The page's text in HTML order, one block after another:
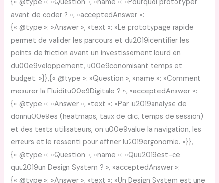
{« @type »: »Question », »name »: »Pourquoi prototyper
avant de coder ? », »acceptedAnswer »:
{« @type »: »Answer », »text »: »Le prototypage rapide
permet de valider les parcours et du2019identifier les
points de friction avant un investissement lourd en
du00e9veloppement, u00e9conomisant temps et
budget. »}},{« @type »: »Question », »name »: »Comment
mesurer la Fluiditu00e9Digitale ? », »acceptedAnswer »:
{« @type »: »Answer », »text »: »Par lu2019analyse de
donnu00e9es (heatmaps, taux de clic, temps de session)
et des tests utilisateurs, on u00e9value la navigation, les
erreurs et le ressenti pour affiner lu2019ergonomie. »}},
{« @type »: »Question », »name »: »Quu2019est-ce
quu2019un Design System ? », »acceptedAnswer »:
{« @type »: »Answer », »text »: »Un Design System est une